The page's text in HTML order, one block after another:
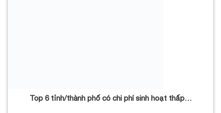
Top 6 tỉnh/thành phố có chi phí sinh hoạt thấp…